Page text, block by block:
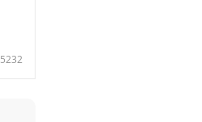
5232